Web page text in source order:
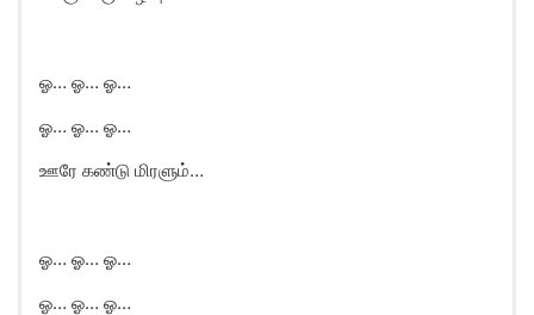
ஓ… ஓ… ஓ…
ஓ… ஓ… ஓ…
ஊரே கண்டு மிரளும்…
ஓ… ஓ… ஓ…
ஓ… ஓ… ஓ…